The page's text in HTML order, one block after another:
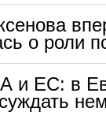
о роли
и ЕС: в